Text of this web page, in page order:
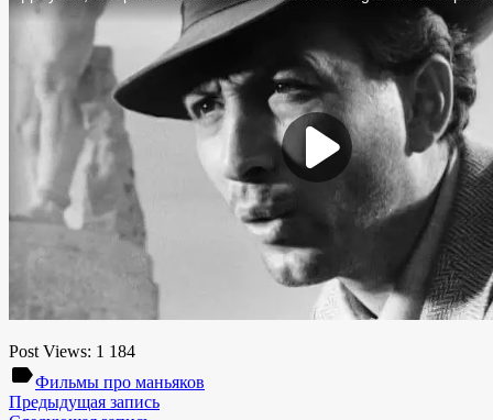
Post Views: 1 184
labelФильмы про маньяков
Предыдущая запись